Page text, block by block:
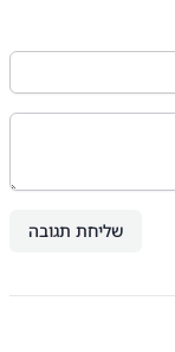
שליחת תגובה